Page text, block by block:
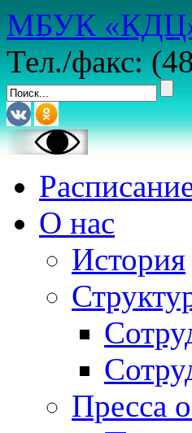
МБУК
Тел./факс:
О нас
История
Пресса